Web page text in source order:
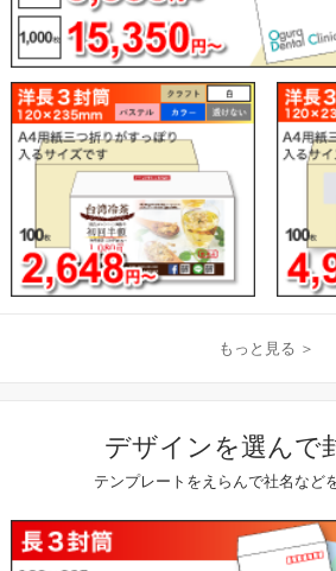
もっと見る ＞
デザインを選んで
テンプレートをえらんで社名など